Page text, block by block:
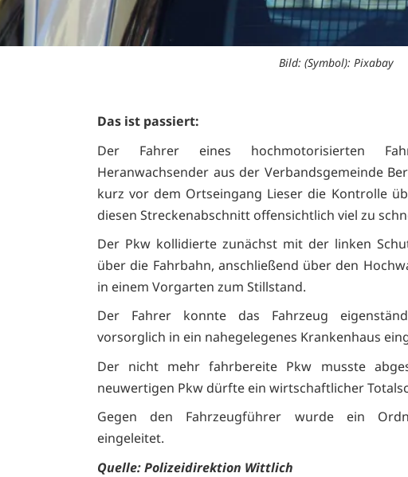
Bild: (Symbol): Pixabay
Das ist passiert:
Der Fahrer eines hochmotorisierten
Heranwachsender aus der Verbandsgemeinde
kurz vor dem Ortseingang Lieser die Kontrolle
diesen Streckenabschnitt offensichtlich viel zu
Der Pkw kollidierte zunächst mit der linken
über die Fahrbahn, anschließend über den
in einem Vorgarten zum Stillstand.
Der Fahrer konnte das Fahrzeug
vorsorglich in ein nahegelegenes Krankenhaus
Der nicht mehr fahrbereite Pkw musste
neuwertigen Pkw dürfte ein wirtschaftlicher
Gegen den Fahrzeugführer wurde ein
eingeleitet.
Quelle: Polizeidirektion Wittlich